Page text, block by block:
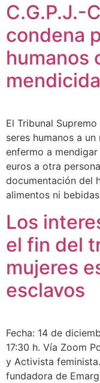
C.G.P.J.-
condena
humanos
El Tribunal
seres humanos a
enfermo a
euros a otra
documentación del
alimentos ni
Los
el fin del
mujeres
esclavos
Fecha: 14 de
17:30 h. Vía Zoom
y Activista
fundadora de